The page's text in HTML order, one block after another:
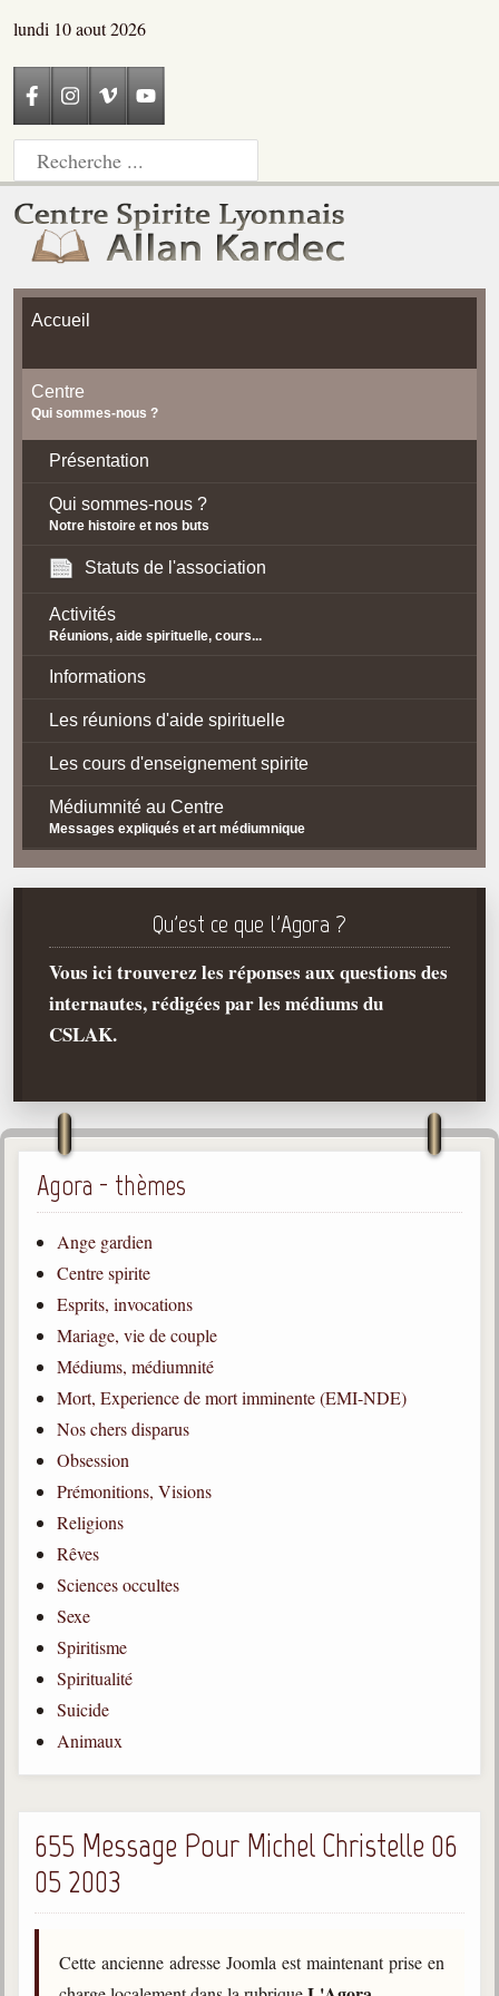
lundi 10 aout 2026
Accueil
Centre
Qui sommes-nous ?
Présentation
Qui sommes-nous ?
Notre histoire et nos buts
Statuts de l'association
Activités
Réunions, aide spirituelle, cours...
Informations
Les réunions d'aide spirituelle
Les cours d'enseignement spirite
Médiumnité au Centre
Messages expliqués et art médiumnique
Contact / Accès
Plan d'accès
Spiritisme
Qu'est-ce que c'est ?
Philosophie
La doctrine d'Allan Kardec
But des manifestations spirites
Esprits
Médiums
Les hommes
Allan Kardec
1804-1869
Léon Denis
1846-1927
Gabriel Delanne
1857-1926
Chico Xavier
1910-2002
Divaldo Franco
1927-2025
Bibliothèque
Bibliothèque spirite
Documents
Bulletins "Le Spiritisme"
Qu'est ce que l'Agora ?
Vous ici trouverez les réponses aux questions des
internautes, rédigées par les médiums du
CSLAK.
Agora - thèmes
Ange gardien
Centre spirite
Esprits, invocations
Mariage, vie de couple
Médiums, médiumnité
Mort, Experience de mort imminente (EMI-NDE)
Nos chers disparus
Obsession
Prémonitions, Visions
Religions
Rêves
Sciences occultes
Sexe
Spiritisme
Spiritualité
Suicide
Animaux
655 Message Pour Michel Christelle 06
05 2003
Cette ancienne adresse Joomla est maintenant prise en